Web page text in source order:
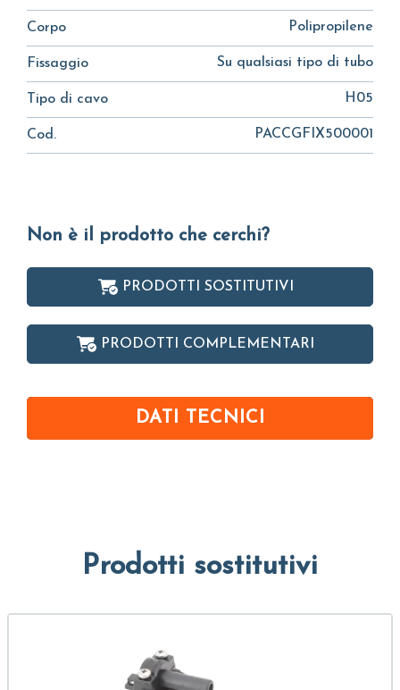
Corpo Polipropilene
Fissaggio Su qualsiasi tipo di tubo
Tipo di cavo H05
Cod. PACCGFIX500001
Non è il prodotto che cerchi?
PRODOTTI SOSTITUTIVI
PRODOTTI COMPLEMENTARI
DATI TECNICI
Prodotti sostitutivi